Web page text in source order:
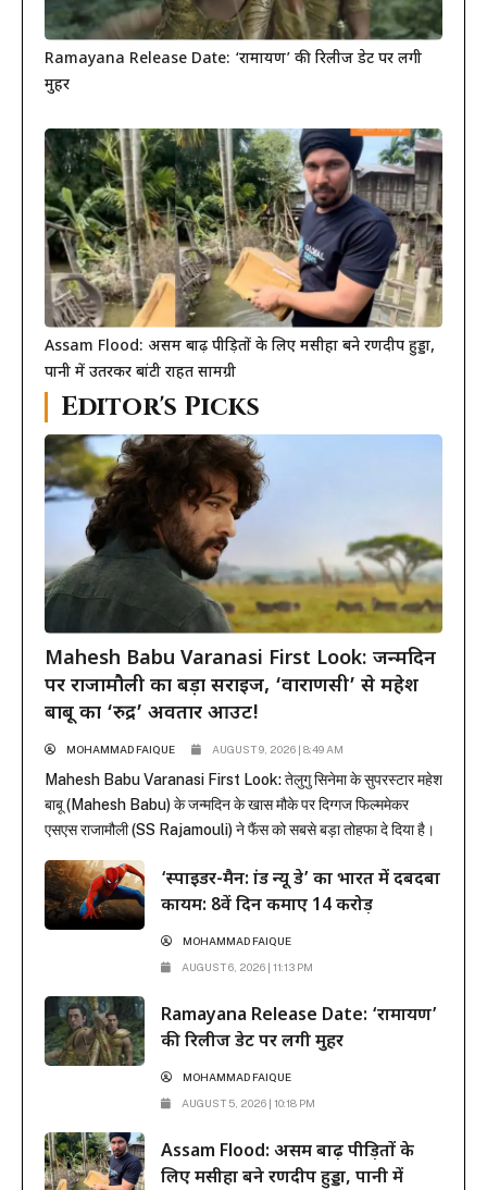
Ramayana Release Date: ‘रामायण’ की रिलीज डेट पर लगी
मुहर
Assam Flood: असम बाढ़ पीड़ितों के लिए मसीहा बने रणदीप हुड्डा,
पानी में उतरकर बांटी राहत सामग्री
Editor's Picks
Mahesh Babu Varanasi First Look: जन्मदिन
पर राजामौली का बड़ा सरप्राइज, ‘वाराणसी’ से महेश
बाबू का ‘रुद्र’ अवतार आउट!
MOHAMMAD FAIQUE AUGUST 9, 2026 | 8:49 AM
Mahesh Babu Varanasi First Look: तेलुगु सिनेमा के सुपरस्टार महेश
बाबू (Mahesh Babu) के जन्मदिन के खास मौके पर दिग्गज फिल्ममेकर
एसएस राजामौली (SS Rajamouli) ने फैंस को सबसे बड़ा तोहफा दे दिया है।
महेश बाबू का मच-अवेटेड फर्स्ट लुक रिलीज कर दिया है। इस फिल्म...
‘स्पाइडर-मैन: ब्रांड न्यू डे’ का भारत में दबदबा
कायम: 8वें दिन कमाए 14 करोड़
MOHAMMAD FAIQUE
AUGUST 6, 2026 | 11:13 PM
Ramayana Release Date: ‘रामायण’
की रिलीज डेट पर लगी मुहर
MOHAMMAD FAIQUE
AUGUST 5, 2026 | 10:18 PM
Assam Flood: असम बाढ़ पीड़ितों के
लिए मसीहा बने रणदीप हुड्डा, पानी में